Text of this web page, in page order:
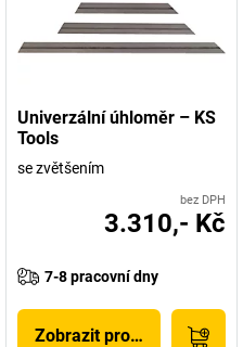
Univerzální úhloměr – KS
Tools
se zvětšením
bez DPH
3.310,- Kč
7-8 pracovní dny
Zobrazit produkt